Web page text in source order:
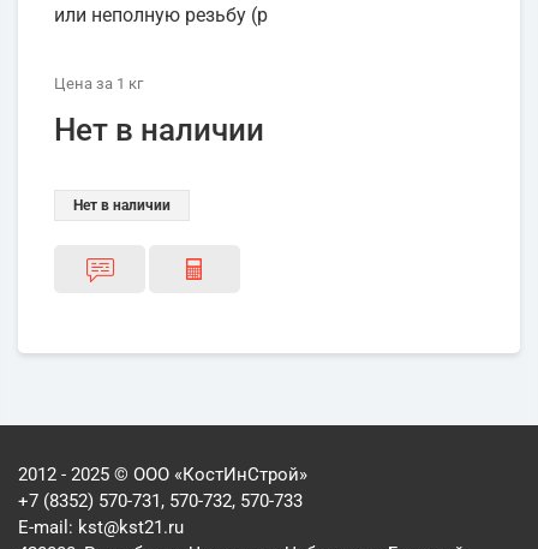
или неполную резьбу (р
Цена за 1 кг
Нет в наличии
Нет в наличии
2012 - 2025 © ООО «КостИнСтрой»
+7 (8352) 570-731, 570-732, 570-733
E-mail: kst@kst21.ru